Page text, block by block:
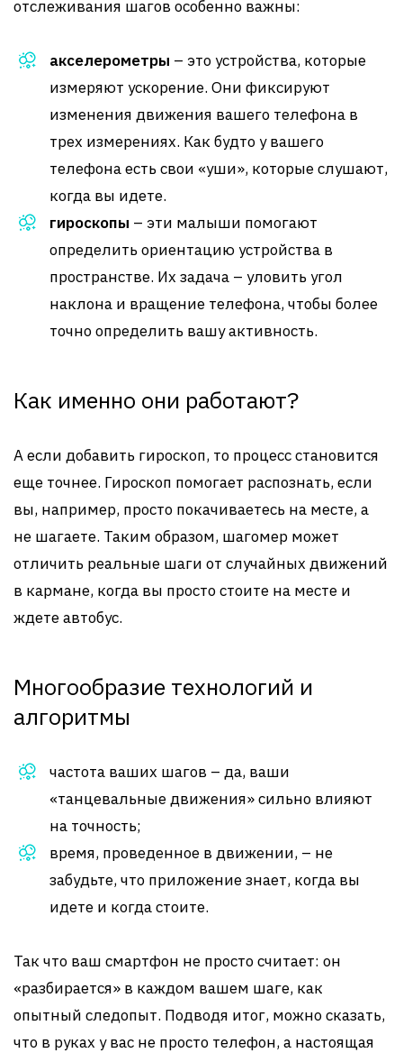
отслеживания шагов особенно важны:
акселерометры – это устройства, которые
измеряют ускорение. Они фиксируют
изменения движения вашего телефона в
трех измерениях. Как будто у вашего
телефона есть свои «уши», которые слушают,
когда вы идете.
гироскопы – эти малыши помогают
определить ориентацию устройства в
пространстве. Их задача – уловить угол
наклона и вращение телефона, чтобы более
точно определить вашу активность.
Как именно они работают?
А если добавить гироскоп, то процесс становится
еще точнее. Гироскоп помогает распознать, если
вы, например, просто покачиваетесь на месте, а
не шагаете. Таким образом, шагомер может
отличить реальные шаги от случайных движений
в кармане, когда вы просто стоите на месте и
ждете автобус.
Многообразие технологий и
алгоритмы
частота ваших шагов – да, ваши
«танцевальные движения» сильно влияют
на точность;
время, проведенное в движении, – не
забудьте, что приложение знает, когда вы
идете и когда стоите.
Так что ваш смартфон не просто считает: он
«разбирается» в каждом вашем шаге, как
опытный следопыт. Подводя итог, можно сказать,
что в руках у вас не просто телефон, а настоящая